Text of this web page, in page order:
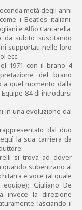
metà degli anni
i Beatles italiani:
e Alfio Cantarella.
da subito suscitando
supportati nelle loro
ecc.
1971 con il brano 4
del brano
quel momento dalla
Equipe 84 di introdursi
in una evoluzione dal
dal duo
la sua carriera da
si trova ad dover
subentrano al
e voce (al quale
Giuliano De
invece la direzione
lasciando il